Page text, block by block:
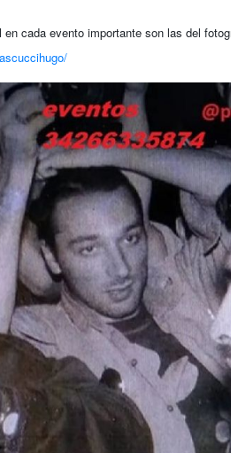
en cada evento importante son las del